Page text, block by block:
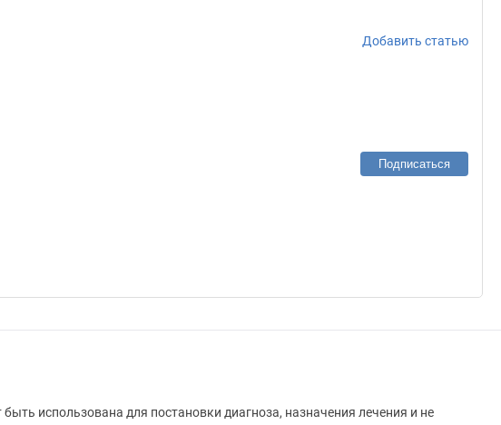
Добавить статью
Подписаться
использована для постановки диагноза, назначения лечения и не